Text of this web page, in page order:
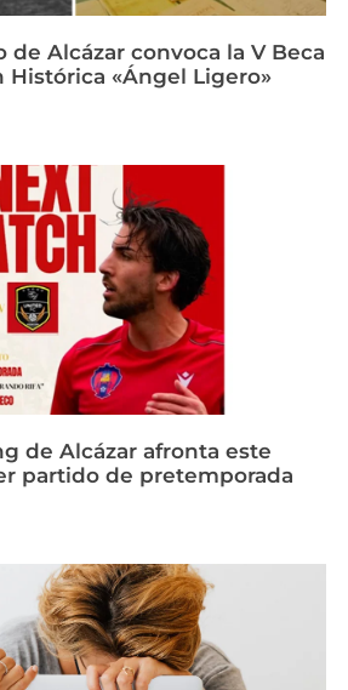
Alcázar convoca la V Beca
«Ángel Ligero»
de Alcázar afronta este
partido de pretemporada